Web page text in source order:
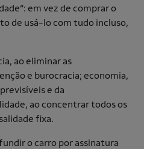
em vez de comprar o
de usá-lo com tudo incluso,
ao eliminar as
e burocracia; economia,
e da
ao concentrar todos os
fixa.
o carro por assinatura